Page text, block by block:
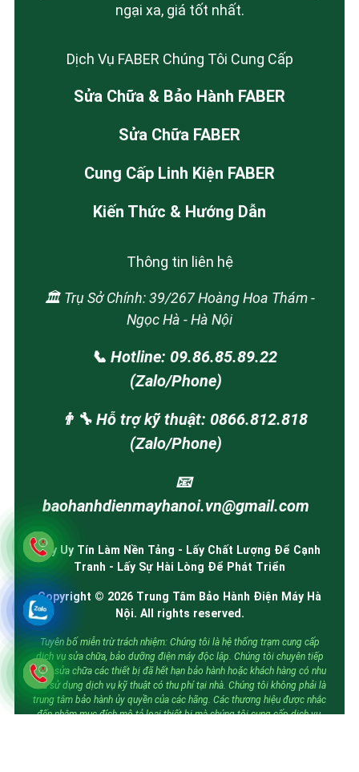
ngại xa, giá tốt nhất.
Dịch Vụ FABER Chúng Tôi Cung Cấp
Sửa Chữa & Bảo Hành FABER
Sửa Chữa FABER
Cung Cấp Linh Kiện FABER
Kiến Thức & Hướng Dẫn
Thông tin liên hệ
🏛️ Trụ Sở Chính: 39/267 Hoàng Hoa Thám -
Ngọc Hà - Hà Nội
📞 Hotline: 09.86.85.89.22
(Zalo/Phone)
👨‍🔧 Hỗ trợ kỹ thuật: 0866.812.818
(Zalo/Phone)
📧
baohanhdienmayhanoi.vn@gmail.com
Lấy Uy Tín Làm Nền Tảng - Lấy Chất Lượng Để Cạnh
Tranh - Lấy Sự Hài Lòng Để Phát Triển
Copyright © 2026 Trung Tâm Bảo Hành Điện Máy Hà
Nội. All rights reserved.
Tuyên bố miễn trừ trách nhiệm: Chúng tôi là hệ thống trạm cung cấp
dịch vụ sửa chữa, bảo dưỡng điện máy độc lập. Chúng tôi chuyên tiếp
nhận sửa chữa các thiết bị đã hết hạn bảo hành hoặc khách hàng có nhu
cầu sử dụng dịch vụ kỹ thuật có thu phí tại nhà. Chúng tôi không phải là
trung tâm bảo hành ủy quyền của các hãng. Các thương hiệu được nhắc
đến nhằm mục đích mô tả loại thiết bị mà chúng tôi cung cấp dịch vụ.